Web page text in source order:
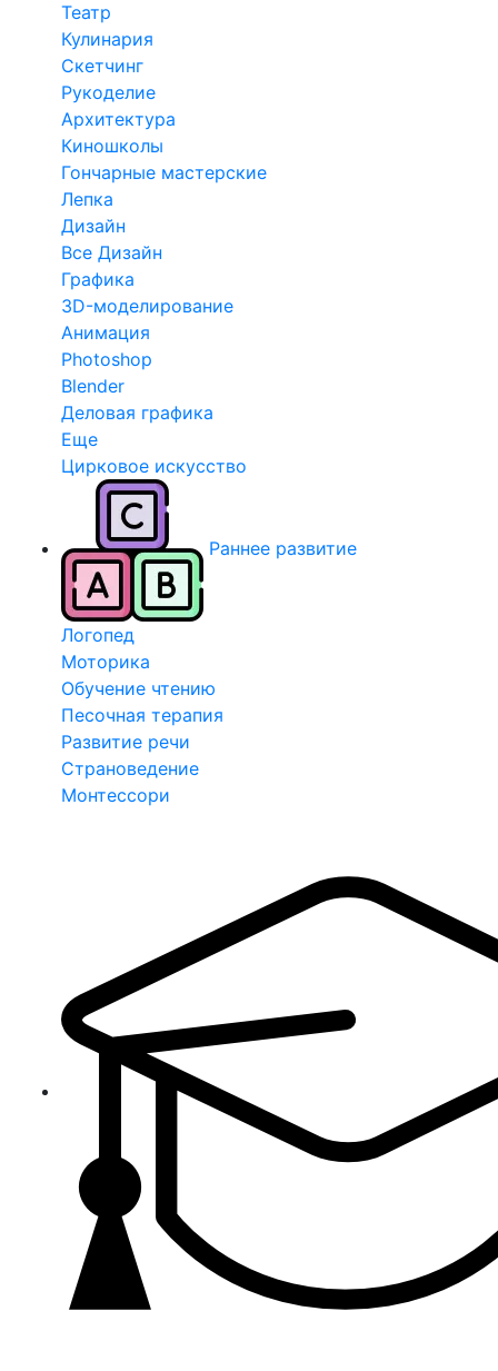
Театр
Кулинария
Скетчинг
Рукоделие
Архитектура
Киношколы
Гончарные мастерские
Лепка
Дизайн
Все Дизайн
Графика
3D-моделирование
Анимация
Photoshop
Blender
Деловая графика
Еще
Цирковое искусство
Раннее развитие
Логопед
Моторика
Обучение чтению
Песочная терапия
Развитие речи
Страноведение
Монтессори